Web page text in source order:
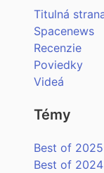
Titulná
Spacenews
Recenzie
Poviedky
Videá
Témy
Best of 2025
Best of 2024